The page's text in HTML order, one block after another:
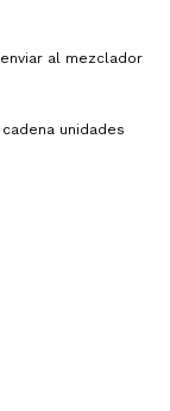
al mezclador
unidades